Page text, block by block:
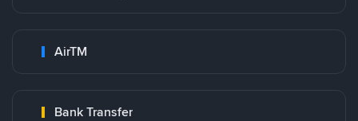
AirTM
Bank Transfer